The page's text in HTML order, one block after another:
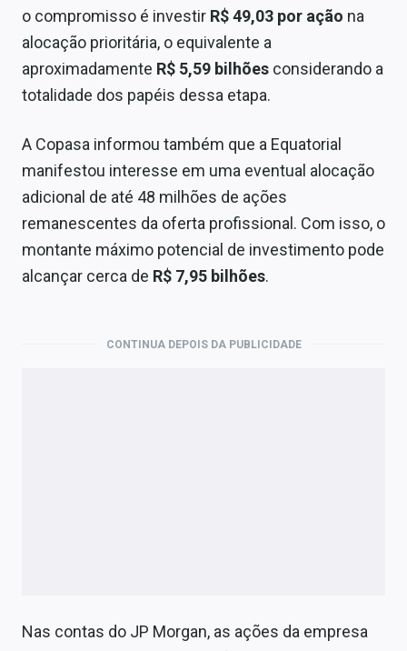
o compromisso é investir R$ 49,03 por ação na
alocação prioritária, o equivalente a
aproximadamente R$ 5,59 bilhões considerando a
totalidade dos papéis dessa etapa.
A Copasa informou também que a Equatorial
manifestou interesse em uma eventual alocação
adicional de até 48 milhões de ações
remanescentes da oferta profissional. Com isso, o
montante máximo potencial de investimento pode
alcançar cerca de R$ 7,95 bilhões.
CONTINUA DEPOIS DA PUBLICIDADE
Nas contas do JP Morgan, as ações da empresa